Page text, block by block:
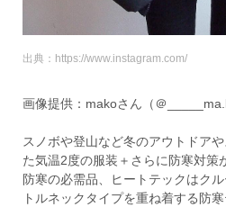
出典：https://www.instagram.com/
画像提供：makoさん（＠
スノボや登山など冬のアウトドア
た気温2度の服装＋さらに防寒対策
防寒の必需品、ヒートテックはク
トルネックタイプを重ね着する防寒